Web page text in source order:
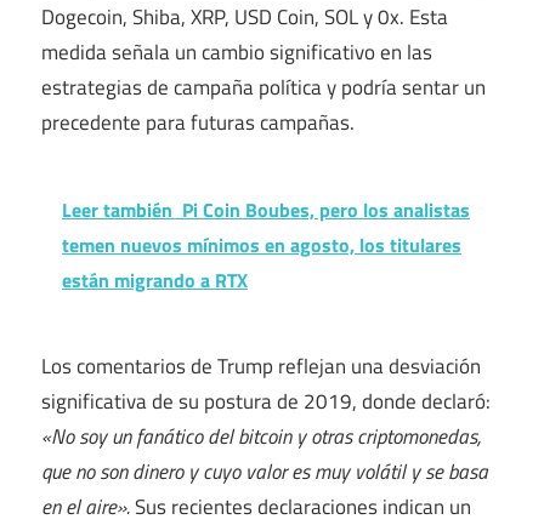
Dogecoin, Shiba, XRP, USD Coin, SOL y 0x. Esta
medida señala un cambio significativo en las
estrategias de campaña política y podría sentar un
precedente para futuras campañas.
Leer también Pi Coin Boubes, pero los analistas
temen nuevos mínimos en agosto, los titulares
están migrando a RTX
Los comentarios de Trump reflejan una desviación
significativa de su postura de 2019, donde declaró:
«No soy un fanático del bitcoin y otras criptomonedas,
que no son dinero y cuyo valor es muy volátil y se basa
en el aire».Sus recientes declaraciones indican un